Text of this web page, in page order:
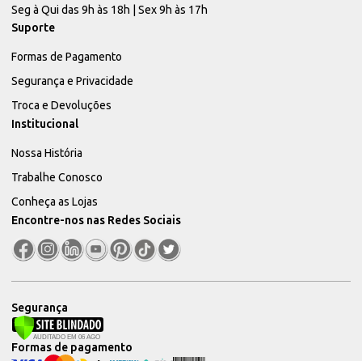
Seg à Qui das 9h às 18h | Sex 9h às 17h
Suporte
Formas de Pagamento
Segurança e Privacidade
Troca e Devoluções
Institucional
Nossa História
Trabalhe Conosco
Conheça as Lojas
Encontre-nos nas Redes Sociais
Segurança
Formas de pagamento